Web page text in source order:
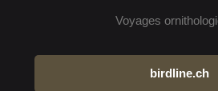
Voyages
birdline.ch